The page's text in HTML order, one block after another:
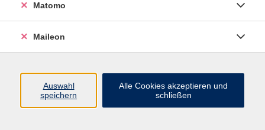
Matomo
Maileon
Auswahl
speichern
Alle Cookies akzeptieren und
schließen